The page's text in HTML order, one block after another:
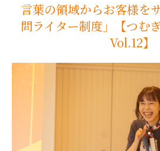
言葉の領域からお客様を
問ライター制度」【つむ
Vol.12】